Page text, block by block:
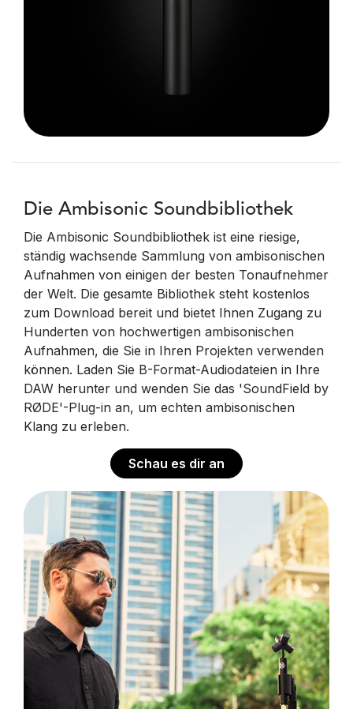
Die Ambisonic Soundbibliothek
Die Ambisonic Soundbibliothek ist eine riesige,
ständig wachsende Sammlung von ambisonischen
Aufnahmen von einigen der besten Tonaufnehmer
der Welt. Die gesamte Bibliothek steht kostenlos
zum Download bereit und bietet Ihnen Zugang zu
Hunderten von hochwertigen ambisonischen
Aufnahmen, die Sie in Ihren Projekten verwenden
können. Laden Sie B-Format-Audiodateien in Ihre
DAW herunter und wenden Sie das 'SoundField by
RØDE'-Plug-in an, um echten ambisonischen
Klang zu erleben.
Schau es dir an